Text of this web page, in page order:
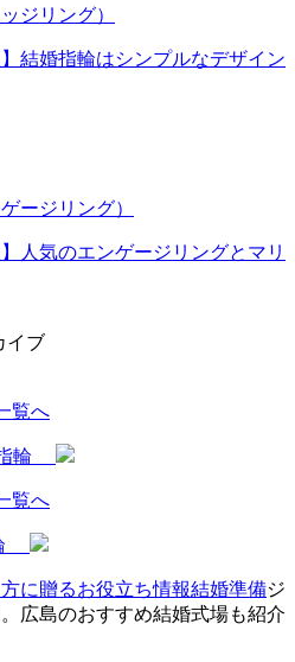
ジリング）
】結婚指輪はシンプルなデザイン
ージリング）
】人気のエンゲージリングとマリ
イブ
輪
に贈るお役立ち情報結婚準備ジ
広島のおすすめ結婚式場も紹介